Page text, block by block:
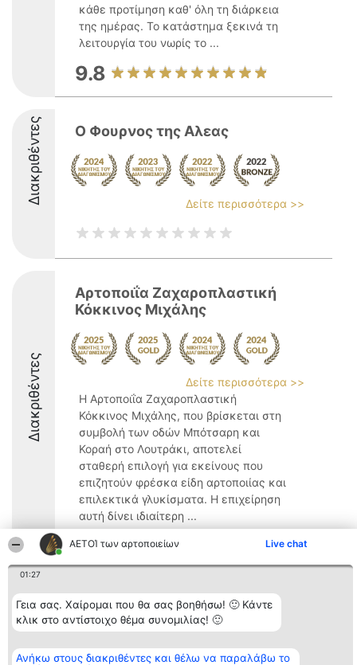
ΑΕΤΟΊ των αρτοποιείων Live chat
01:27
Γεια σας. Χαίρομαι που θα σας βοηθήσω! 🙂 Κάντε
κλικ στο αντίστοιχο θέμα συνομιλίας! 🙂
Ανήκω στους διακριθέντες και θέλω να παραλάβω το
κάθε προτίμηση καθ' όλη τη διάρκεια
της ημέρας. Το κατάστημα ξεκινά τη
λειτουργία του νωρίς το ...
9.8
Διακριθέντες Ο Φουρνος της Αλεας
Δείτε περισσότερα >>
Διακριθέντες
Αρτοποιΐα Ζαχαροπλαστική
Κόκκινος Μιχάλης
Δείτε περισσότερα >>
Η Αρτοποιΐα Ζαχαροπλαστική
Κόκκινος Μιχάλης, που βρίσκεται στη
συμβολή των οδών Μπότσαρη και
Κοραή στο Λουτράκι, αποτελεί
σταθερή επιλογή για εκείνους που
επιζητούν φρέσκα είδη αρτοποιίας και
επιλεκτικά γλυκίσματα. Η επιχείρηση
αυτή δίνει ιδιαίτερη ...
9.6
Διοργανωτής της
κατάταξης
BEAUTIFUL COMPANY
ΤΗΛ. ΕΠΙΚΟΙΝΩΝΙΑΣ:
2104128019
Κατάταξη
Διακριθέντες
Λίστα όλων
διακριθέντων
Μεθοδολογία
Επικοινωνία